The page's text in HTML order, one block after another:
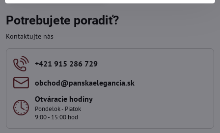
Potrebujete poradiť?
Kontaktujte nás
+421 915 286 729
obchod​@panskaelegancia​.sk
Otváracie hodiny
Pondelok - Piatok
9:00 - 15:00 hod